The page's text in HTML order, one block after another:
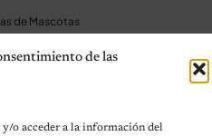
de las
o acceder a la información del
de Mascotas